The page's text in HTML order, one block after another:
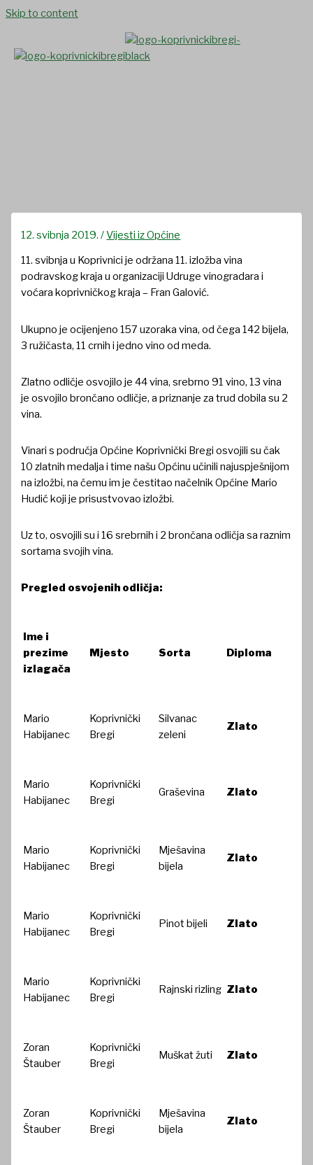
Skip to content
12. svibnja 2019./Vijesti iz Općine
11. svibnja u Koprivnici je održana 11. izložba vina
podravskog kraja u organizaciji Udruge vinogradara i
voćara koprivničkog kraja – Fran Galović.
Ukupno je ocijenjeno 157 uzoraka vina, od čega 142 bijela,
3 ružičasta, 11 crnih i jedno vino od meda.
Zlatno odličje osvojilo je 44 vina, srebrno 91 vino, 13 vina
je osvojilo brončano odličje, a priznanje za trud dobila su 2
vina.
Vinari s područja Općine Koprivnički Bregi osvojili su čak
10 zlatnih medalja i time našu Općinu učinili najuspješnijom
na izložbi, na čemu im je čestitao načelnik Općine Mario
Hudić koji je prisustvovao izložbi.
Uz to, osvojili su i 16 srebrnih i 2 brončana odličja sa raznim
sortama svojih vina.
Pregled osvojenih odličja:
Ime i
prezime
izlagača
Mjesto Sorta Diploma
Mario
Habijanec
Koprivnički
Bregi
Silvanac
zeleni
Zlato
Mario
Habijanec
Koprivnički
Bregi
Graševina Zlato
Mario
Habijanec
Koprivnički
Bregi
Mješavina
bijela
Zlato
Mario
Habijanec
Koprivnički
Bregi
Pinot bijeli Zlato
Mario
Habijanec
Koprivnički
Bregi
Rajnski rizling Zlato
Zoran
Štauber
Koprivnički
Bregi
Muškat žuti Zlato
Zoran
Štauber
Koprivnički
Bregi
Mješavina
bijela
Zlato